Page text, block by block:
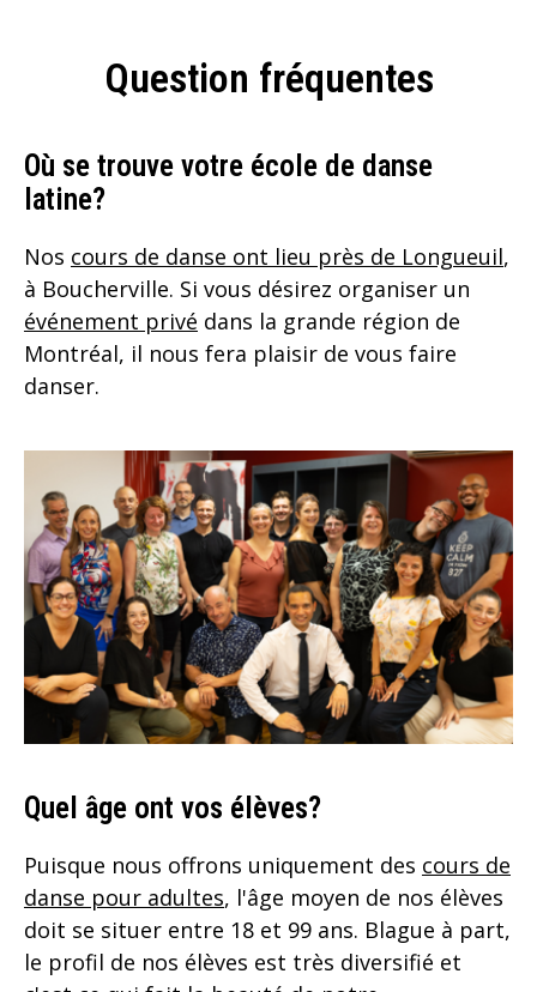
Question fréquentes
Où se trouve votre école de danse
latine?
Nos cours de danse ont lieu près de Longueuil,
à Boucherville. Si vous désirez organiser un
événement privé dans la grande région de
Montréal, il nous fera plaisir de vous faire
danser.
Quel âge ont vos élèves?
Puisque nous offrons uniquement des cours de
danse pour adultes, l'âge moyen de nos élèves
doit se situer entre 18 et 99 ans. Blague à part,
le profil de nos élèves est très diversifié et